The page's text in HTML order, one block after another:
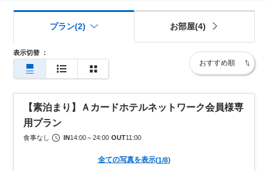
ミネラル豊富な人工温泉で、一日の疲れを癒してください。
『朝から元気なスタートを！』
毎日産直市から取り寄せた鮮度にこだわったサラダに、味噌汁は
ております。
豊富なメニューの朝食バイキングをお楽しみください。
表示切替 ：
プラン(2) お部屋(4)
【素泊まり】Ａカードホテルネットワーク会員様専
用プラン
食事なし IN14:00～24:00 OUT11:00
全ての写真を表示(1/8)